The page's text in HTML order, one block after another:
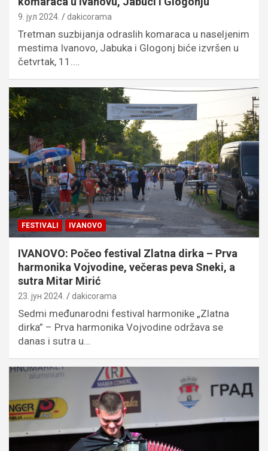
9. јул 2024. dakicorama
Tretman suzbijanja odraslih komaraca u naseljenim
mestima Ivanovo, Jabuka i Glogonj biće izvršen u
četvrtak, 11.…
FESTIVALI IVANOVO
IVANOVO: Počeo festival Zlatna dirka – Prva
harmonika Vojvodine, večeras peva Sneki, a
sutra Mitar Mirić
23. јун 2024. dakicorama
Sedmi međunarodni festival harmonike „Zlatna
dirka” – Prva harmonika Vojvodine održava se
danas i sutra u…